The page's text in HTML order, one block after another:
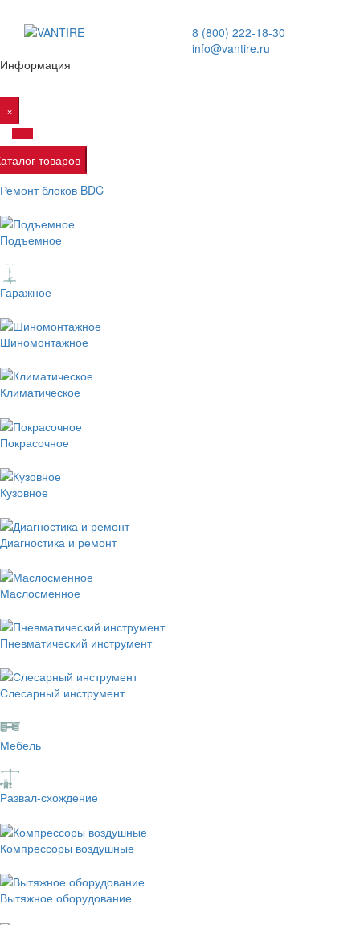
8 (800) 222-18-30
info@vantire.ru
Информация
×
товаров
Ремонт блоков BDC
Подъемное
Гаражное
Шиномонтажное
Климатическое
Покрасочное
Кузовное
Диагностика и ремонт
Маслосменное
Пневматический инструмент
Слесарный инструмент
Мебель
Развал-схождение
Компрессоры воздушные
Вытяжное оборудование